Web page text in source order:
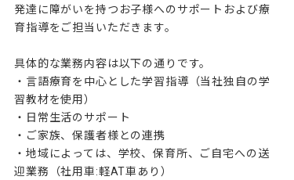
発達に障がいを持つお子様へのサポートおよび療
育指導をご担当いただきます。
具体的な業務内容は以下の通りです。
・言語療育を中心とした学習指導（当社独自の学
習教材を使用）
・日常生活のサポート
・ご家族、保護者様との連携
・地域によっては、学校、保育所、ご自宅への送
迎業務（社用車:軽AT車あり）